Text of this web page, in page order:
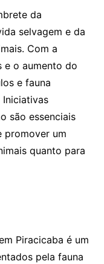
da
selvagem e da
Com a
e o aumento do
e fauna
Iniciativas
são essenciais
promover um
quanto para
Piracicaba é um
pela fauna